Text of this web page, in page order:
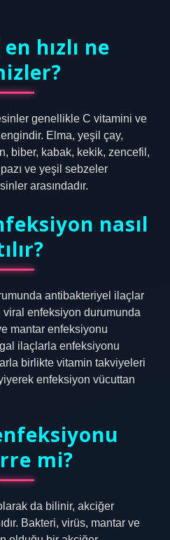
hızlı ne
genellikle C vitamini ve
Elma, yeşil çay,
biber, kabak, kekik, zencefil,
ve yeşil sebzeler
arasındadır.
nasıl
antibakteriyel ilaçlar
viral enfeksiyon durumunda
mantar enfeksiyonu
ilaçlarla enfeksiyonu
birlikte vitamin takviyeleri
enfeksiyon vücuttan
mi?
da bilinir, akciğer
Bakteri, virüs, mantar ve